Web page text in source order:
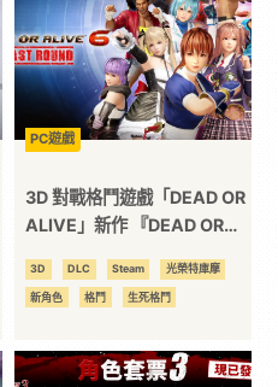
PC遊戲
3D 對戰格鬥遊戲「DEAD OR
ALIVE」新作 『DEAD OR
年 6 月 25 日發售！～一般
版、基本免費版同時發布～
3D DLC Steam 光榮特庫摩
新角色 格鬥 生死格鬥